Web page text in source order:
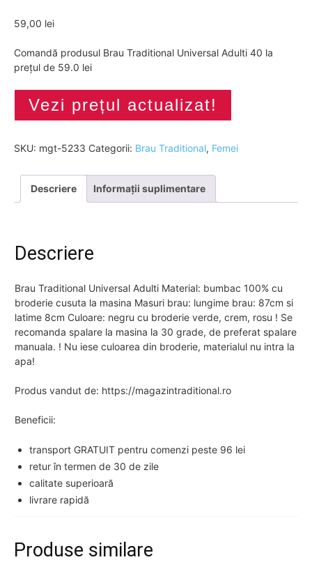
59,00 lei
Comandă produsul Brau Traditional Universal Adulti 40 la
prețul de 59.0 lei
Vezi prețul actualizat!
SKU: mgt-5233 Categorii: Brau Traditional, Femei
Descriere Informații suplimentare
Descriere
Brau Traditional Universal Adulti Material: bumbac 100% cu
broderie cusuta la masina Masuri brau: lungime brau: 87cm si
latime 8cm Culoare: negru cu broderie verde, crem, rosu ! Se
recomanda spalare la masina la 30 grade, de preferat spalare
manuala. ! Nu iese culoarea din broderie, materialul nu intra la
apa!
Produs vandut de: https://magazintraditional.ro
Beneficii:
transport GRATUIT pentru comenzi peste 96 lei
retur în termen de 30 de zile
calitate superioară
livrare rapidă
Produse similare